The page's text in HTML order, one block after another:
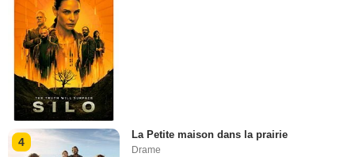
4
La Petite maison dans la prairie
Drame